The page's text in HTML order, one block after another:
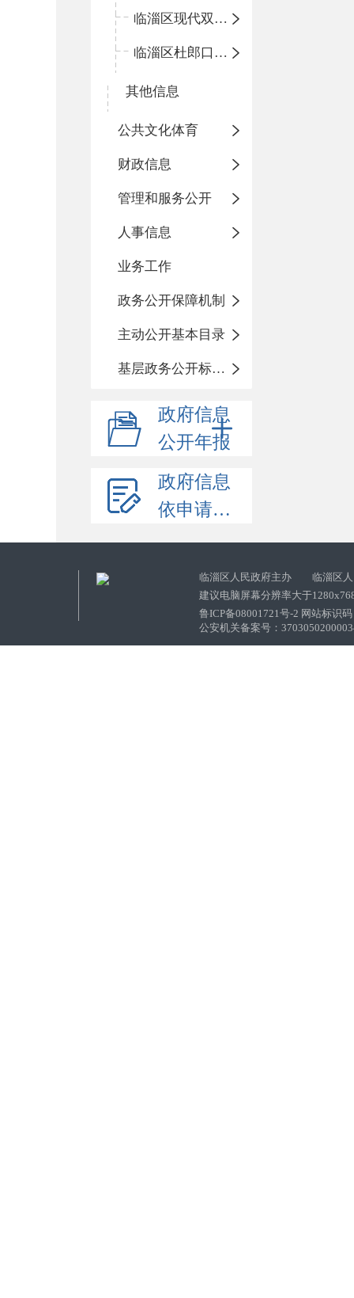
临淄区现代双语学校
临淄区杜郎口小学
其他信息
公共文化体育
财政信息
管理和服务公开
人事信息
业务工作
政务公开保障机制
主动公开基本目录
基层政务公开标准化目录
政府信息
公开年报
政府信息
依申请公开
临淄区人民政府主办 临淄区人
建议电脑屏幕分辨率大于
鲁ICP备08001721号-2 网站标识
公安机关备案号：